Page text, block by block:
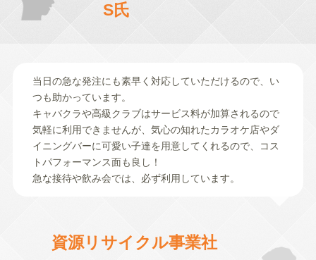
S氏
当日の急な発注にも素早く対応していただけるので、い
つも助かっています。
キャバクラや高級クラブはサービス料が加算されるので
気軽に利用できませんが、気心の知れたカラオケ店やダ
イニングバーに可愛い子達を用意してくれるので、コス
トパフォーマンス面も良し！
急な接待や飲み会では、必ず利用しています。
資源リサイクル事業社